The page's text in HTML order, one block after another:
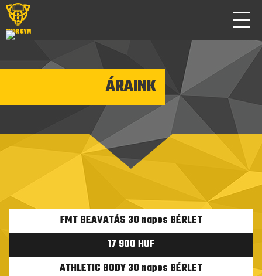
ÁRAINK
FMT BEAVATÁS 30 napos BÉRLET
17 900 HUF
ATHLETIC BODY 30 napos BÉRLET